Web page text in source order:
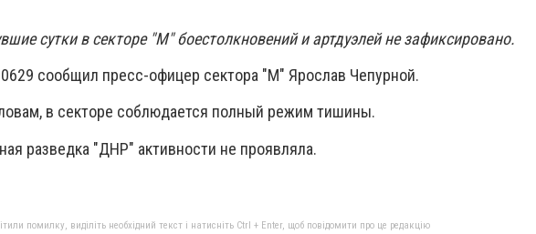
сутки в секторе "М" боестолкновений и артдуэлей не зафиксировано.
сообщил пресс-офицер сектора "М" Ярослав Чепурной.
в секторе соблюдается полный режим тишины.
разведка "ДНР" активности не проявляла.
помилку, виділіть необхідний текст і натисніть Ctrl + Enter, щоб повідомити про це редакцію